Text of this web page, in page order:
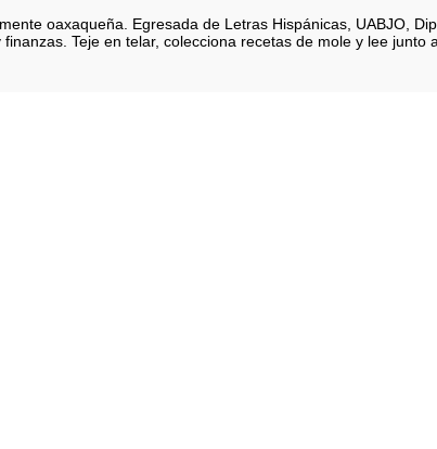
oaxaqueña. Egresada de Letras Hispánicas, UABJO,
Teje en telar, colecciona recetas de mole y lee junto